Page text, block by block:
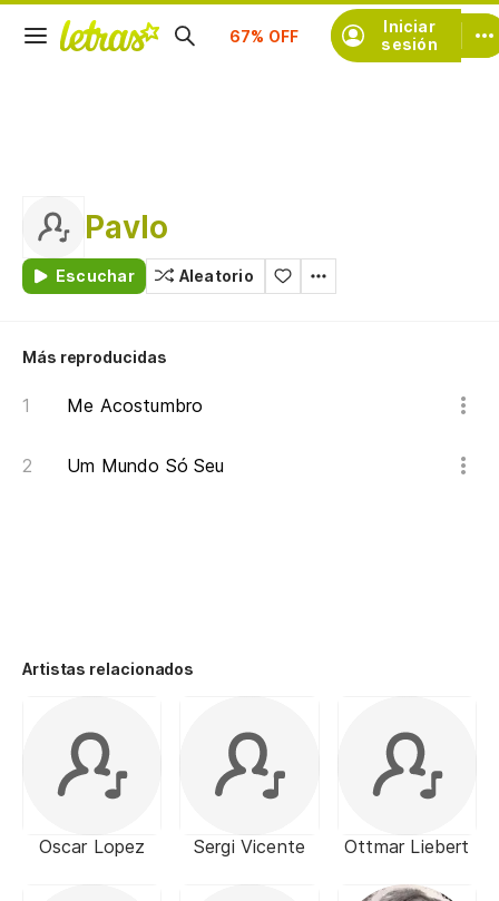
Iniciar
sesión
Suscríbete
Pavlo
Escuchar Aleatorio
Más reproducidas
Me Acostumbro
Um Mundo Só Seu
Artistas relacionados
Oscar Lopez Sergi Vicente Ottmar Liebert